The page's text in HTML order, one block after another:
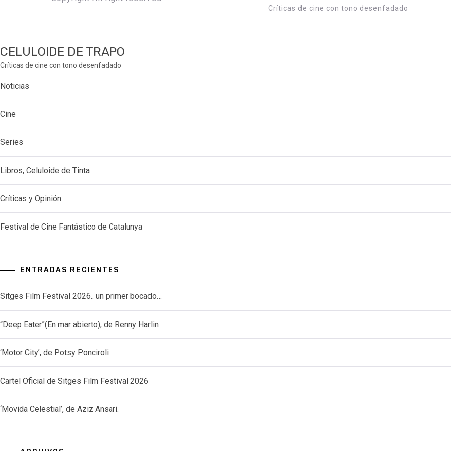
Críticas de cine con tono desenfadado
CELULOIDE DE TRAPO
Críticas de cine con tono desenfadado
Noticias
Cine
Series
Libros, Celuloide de Tinta
Críticas y Opinión
Festival de Cine Fantástico de Catalunya
ENTRADAS RECIENTES
Sitges Film Festival 2026.. un primer bocado…
“Deep Eater”(En mar abierto), de Renny Harlin
‘Motor City’, de Potsy Ponciroli
Cartel Oficial de Sitges Film Festival 2026
‘Movida Celestial’, de Aziz Ansari.